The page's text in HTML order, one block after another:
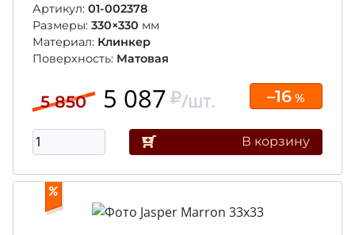
Артикул: 01-002378
Размеры: 330×330 мм
Материал: Клинкер
Поверхность: Матовая
5 850 5 087 /шт. –16 %
В корзину